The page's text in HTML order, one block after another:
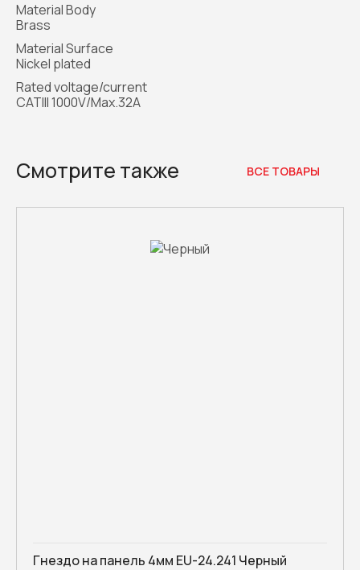
Material Body
Brass
Material Surface
Nickel plated
Rated voltage/current
CATIII 1000V/Max.32A
Смотрите также ВСЕ ТОВАРЫ
Гнездо на панель 4мм EU-24.241 Черный